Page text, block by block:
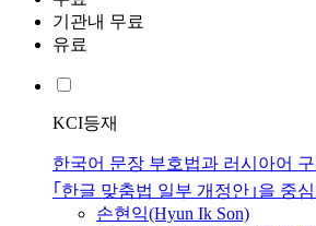
기관내 무료
유료
KCI등재
한국어 문장 부호법과 러시아어
｢한글 맞춤법 일부 개정안｣을 중
손현익(Hyun Ik Son)